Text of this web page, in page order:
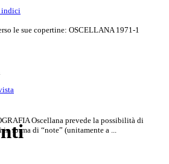
indici
le sue copertine: OSCELLANA 1971-1
Oscellana prevede la possibilità di
forma di “note” (unitamente a ...